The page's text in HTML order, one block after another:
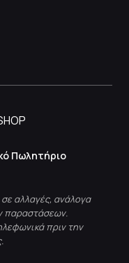
Πωλητήριο
αλλαγές, ανάλογα
παραστάσεων.
πριν την